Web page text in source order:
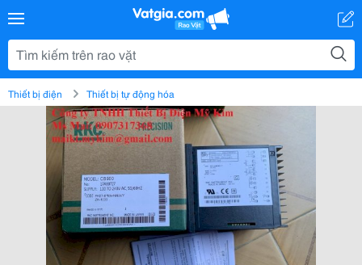
Thiết bị điện Thiết bị tự động hóa